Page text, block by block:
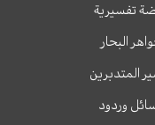
تفسيرية
البحار
المتدبرين
وردود